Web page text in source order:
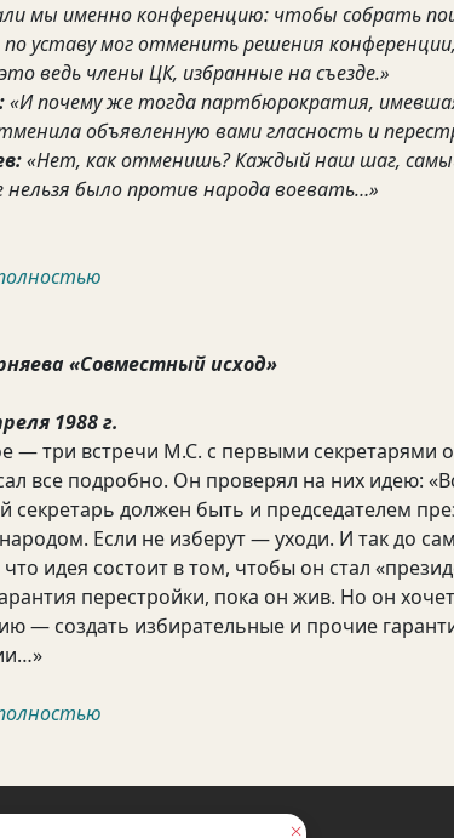
мы именно конференцию: чтобы собрать
уставу мог отменить решения
ведь члены ЦК, избранные на съезде.»
«И почему же тогда партбюрократия,
объявленную вами гласность и
«Нет, как отменишь? Каждый наш шаг,
нельзя было против народа воевать…»
«Совместный исход»
1988 г.
— три встречи М.С. с первыми секретарями
все подробно. Он проверял на них идею:
секретарь должен быть и председателем
Если не изберут — уходи. И так до
что идея состоит в том, чтобы он стал
перестройки, пока он жив. Но он
— создать избирательные и прочие